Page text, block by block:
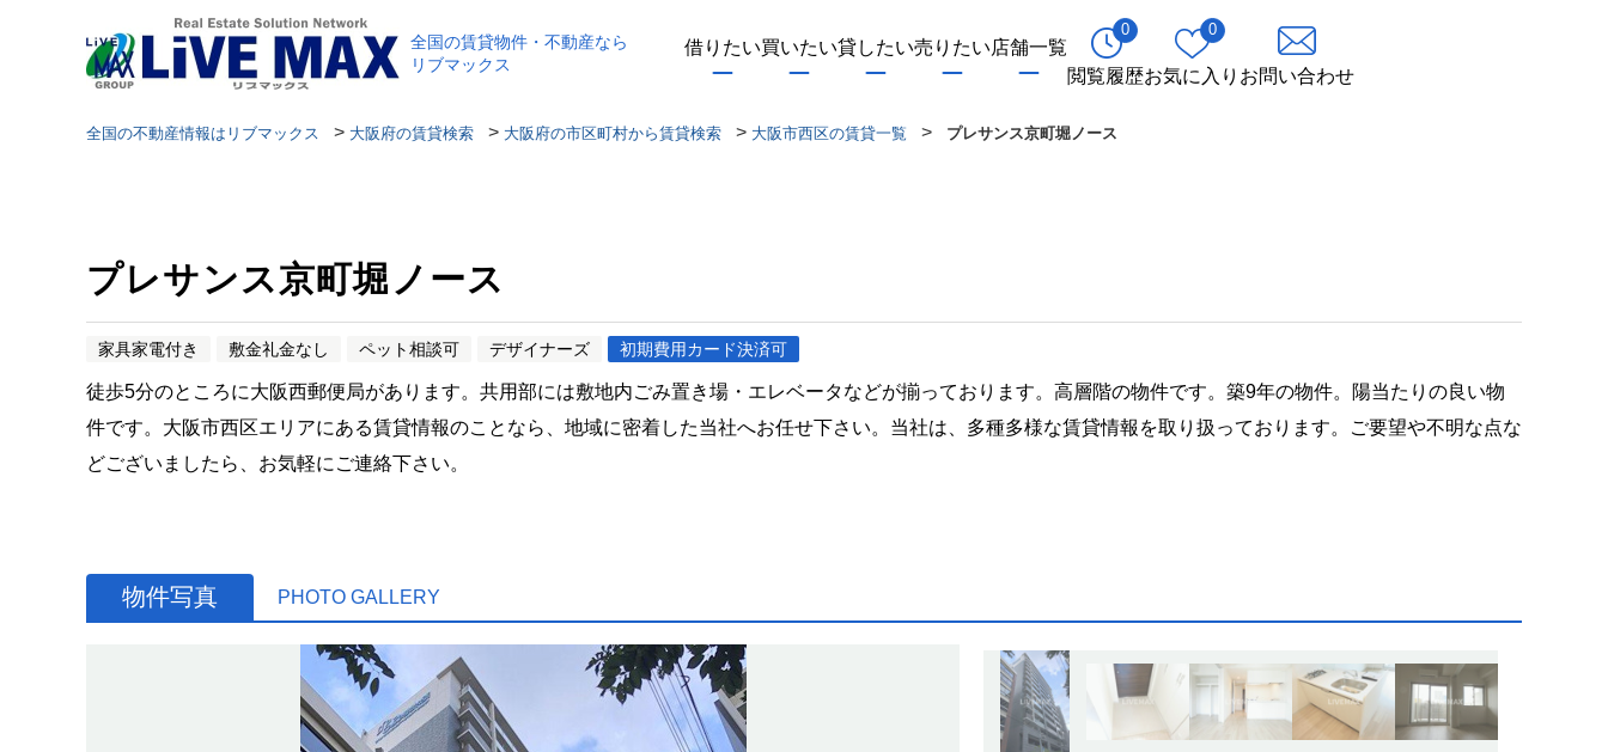
全国の賃貸物件・不動産なら
リブマックス
借りたい買いたい貸したい売りたい店舗一覧
0
閲覧履歴
0
お気に入り お問い合わせ
全国の不動産情報はリブマックス > 大阪府の賃貸検索 > 大阪府の市区町村から賃貸検索 > 大阪市西区の賃貸一覧 > プレサンス京町堀ノース
プレサンス京町堀ノース
家具家電付き 敷金礼金なし ペット相談可 デザイナーズ 初期費用カード決済可
徒歩5分のところに大阪西郵便局があります。共用部には敷地内ごみ置き場・エレベータなどが揃っております。高層階の物件です。築9年の物件。陽当たりの良い物
件です。大阪市西区エリアにある賃貸情報のことなら、地域に密着した当社へお任せ下さい。当社は、多種多様な賃貸情報を取り扱っております。ご要望や不明な点な
どございましたら、お気軽にご連絡下さい。
物件写真 PHOTO GALLERY